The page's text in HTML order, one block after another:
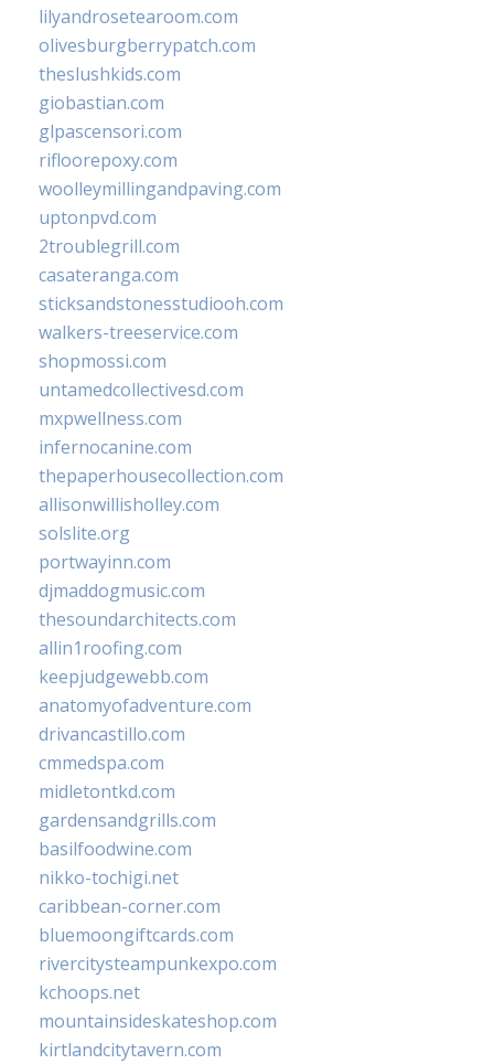
lilyandrosetearoom.com
olivesburgberrypatch.com
theslushkids.com
giobastian.com
glpascensori.com
rifloorepoxy.com
woolleymillingandpaving.com
uptonpvd.com
2troublegrill.com
casateranga.com
sticksandstonesstudiooh.com
walkers-treeservice.com
shopmossi.com
untamedcollectivesd.com
mxpwellness.com
infernocanine.com
thepaperhousecollection.com
allisonwillisholley.com
solslite.org
portwayinn.com
djmaddogmusic.com
thesoundarchitects.com
allin1roofing.com
keepjudgewebb.com
anatomyofadventure.com
drivancastillo.com
cmmedspa.com
midletontkd.com
gardensandgrills.com
basilfoodwine.com
nikko-tochigi.net
caribbean-corner.com
bluemoongiftcards.com
rivercitysteampunkexpo.com
kchoops.net
mountainsideskateshop.com
kirtlandcitytavern.com